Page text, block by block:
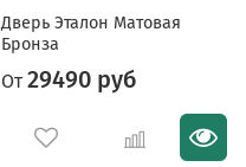
Дверь Эталон Матовая
Бронза
От 29490 руб